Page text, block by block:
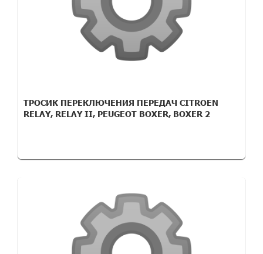
ТРОСИК ПЕРЕКЛЮЧЕНИЯ ПЕРЕДАЧ CITROEN
RELAY, RELAY II, PEUGEOT BOXER, BOXER 2